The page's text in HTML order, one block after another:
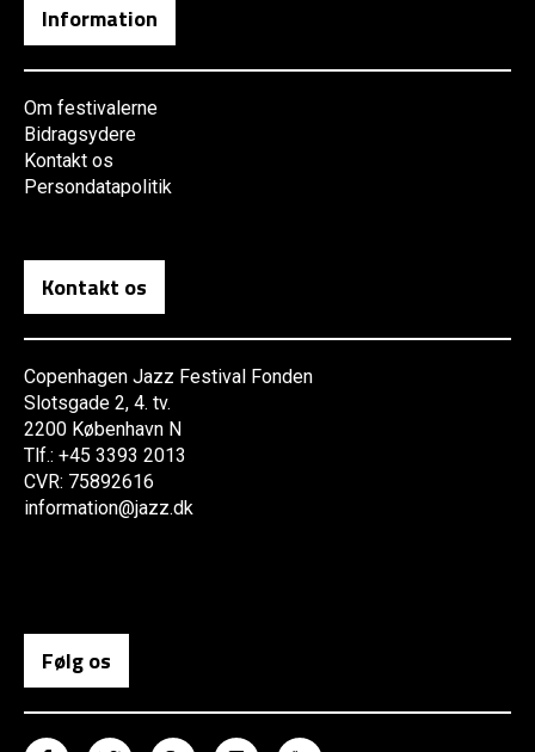
Information
Om festivalerne
Bidragsydere
Kontakt os
Persondatapolitik
Kontakt os
Copenhagen Jazz Festival Fonden
Slotsgade 2, 4. tv.
2200 København N
Tlf.: +45 3393 2013
CVR: 75892616
information@jazz.dk
Følg os